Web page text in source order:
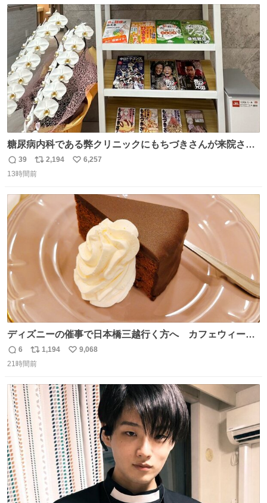
ないと蓋が回せないやつ』を作ったぞ…
ト
数
数
糖尿病内科である弊クリニックにもちづきさんが来院され
ました。
返
信
39
リ
ポ
ト
2,194
い
数
6,257
13時間前
ディズニーの催事で日本橋三越行く方へ カフェウィーン
のザッハトルテを食べてください
返
信
6
リ
ポ
ト
数
1,194
い
数
9,068
21時間前